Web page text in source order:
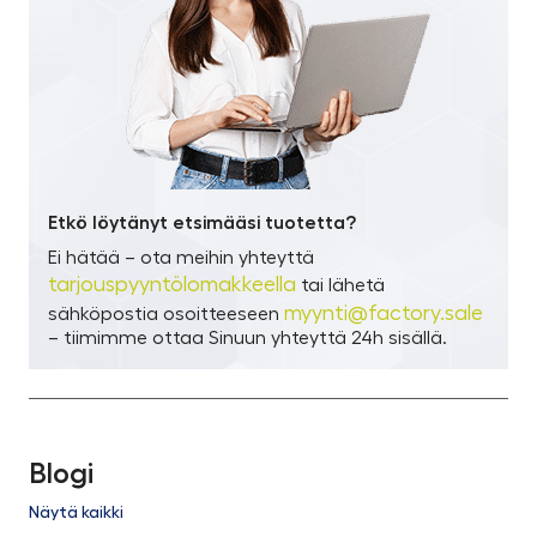
Etkö löytänyt etsimääsi tuotetta?
Ei hätää – ota meihin yhteyttä
tarjouspyyntölomakkeella tai lähetä
sähköpostia osoitteeseen myynti@factory.sale
– tiimimme ottaa Sinuun yhteyttä 24h sisällä.
Blogi
Näytä kaikki